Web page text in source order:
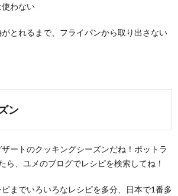
使わない
がとれるまで、フライパンから取り出さない
ン
ートのクッキングシーズンだね！ポットラ
ら、ユメのブログでレシピを検索してね！
ピまでいろいろなレシピを多分、日本で1番多